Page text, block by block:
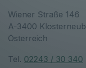
Wiener Straße 146
A-3400
Österreich
Tel. 02243 / 30 340